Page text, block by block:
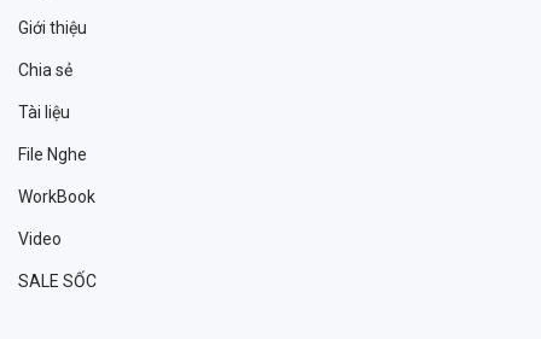
Giới thiệu
Chia sẻ
Tài liệu
File Nghe
WorkBook
Video
SALE SỐC